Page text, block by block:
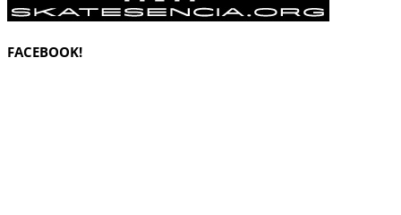
FACEBOOK!